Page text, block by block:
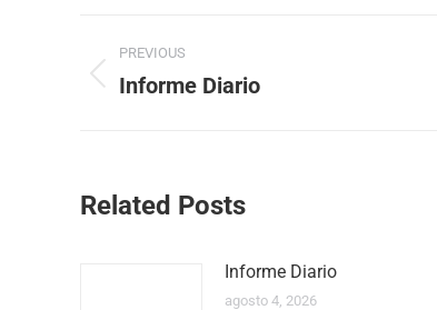
PREVIOUS
Informe Diario
Related Posts
Informe Diario
agosto 4, 2026